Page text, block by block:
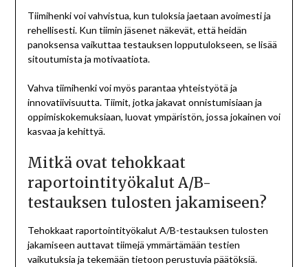
Tiimihenki voi vahvistua, kun tuloksia jaetaan avoimesti ja
rehellisesti. Kun tiimin jäsenet näkevät, että heidän
panoksensa vaikuttaa testauksen lopputulokseen, se lisää
sitoutumista ja motivaatiota.
Vahva tiimihenki voi myös parantaa yhteistyötä ja
innovatiivisuutta. Tiimit, jotka jakavat onnistumisiaan ja
oppimiskokemuksiaan, luovat ympäristön, jossa jokainen voi
kasvaa ja kehittyä.
Mitkä ovat tehokkaat
raportointityökalut A/B-
testauksen tulosten jakamiseen?
Tehokkaat raportointityökalut A/B-testauksen tulosten
jakamiseen auttavat tiimejä ymmärtämään testien
vaikutuksia ja tekemään tietoon perustuvia päätöksiä.